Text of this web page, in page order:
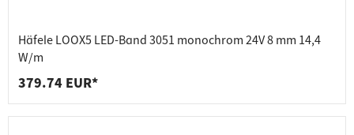
Häfele LOOX5 LED-Band 3051 monochrom 24V 8 mm 14,4
W/m
379.74 EUR*